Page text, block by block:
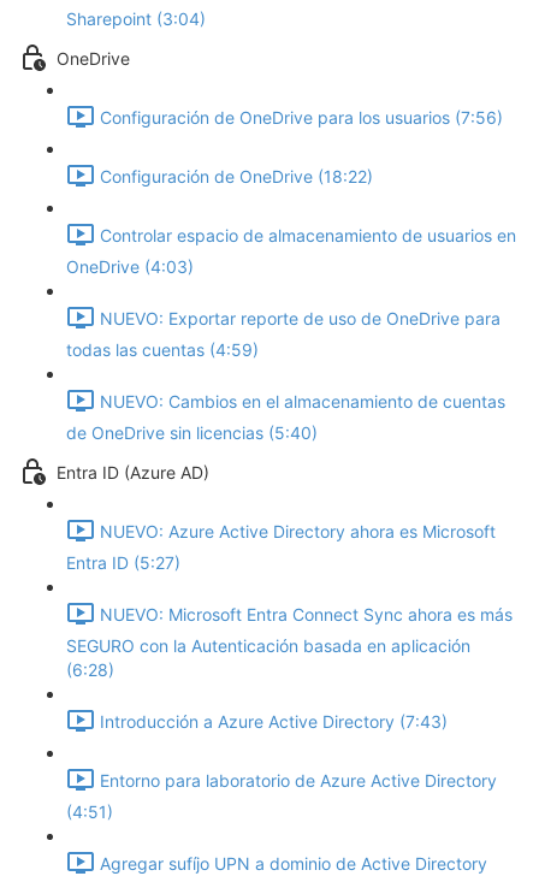
Sharepoint (3:04)
OneDrive
Configuración de OneDrive para los usuarios (7:56)
Configuración de OneDrive (18:22)
Controlar espacio de almacenamiento de usuarios en
OneDrive (4:03)
NUEVO: Exportar reporte de uso de OneDrive para
todas las cuentas (4:59)
NUEVO: Cambios en el almacenamiento de cuentas
de OneDrive sin licencias (5:40)
Entra ID (Azure AD)
NUEVO: Azure Active Directory ahora es Microsoft
Entra ID (5:27)
NUEVO: Microsoft Entra Connect Sync ahora es más
SEGURO con la Autenticación basada en aplicación
(6:28)
Introducción a Azure Active Directory (7:43)
Entorno para laboratorio de Azure Active Directory
(4:51)
Agregar sufíjo UPN a dominio de Active Directory